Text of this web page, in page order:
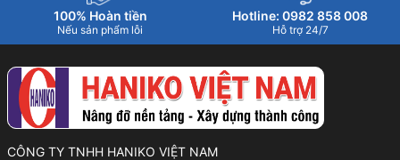
100% Hoàn tiền
Nếu sản phẩm lỗi
Hotline: 0982 858 008
Hỗ trợ 24/7
CÔNG TY TNHH HANIKO VIỆT NAM